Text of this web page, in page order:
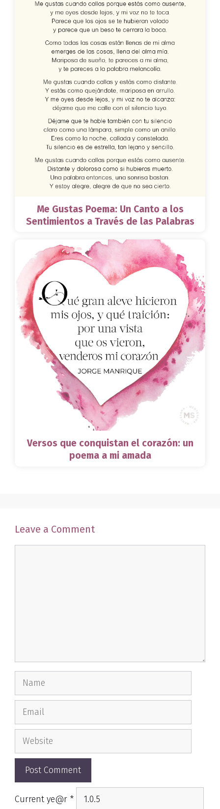
Me Gustas Poema: Un Canto a los
Sentimientos a Través de las Palabras
Versos que conquistan el corazón: un
poema a mi amada
Leave a Comment
Name
Email
Website
Current ye@r *